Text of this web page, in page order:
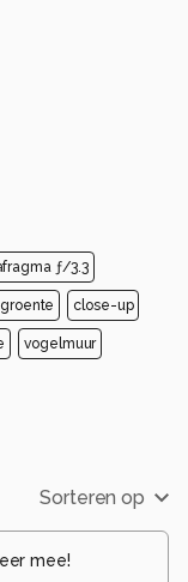
ƒ/3.3
groente close-up
vogelmuur
Sorteren op
mee!